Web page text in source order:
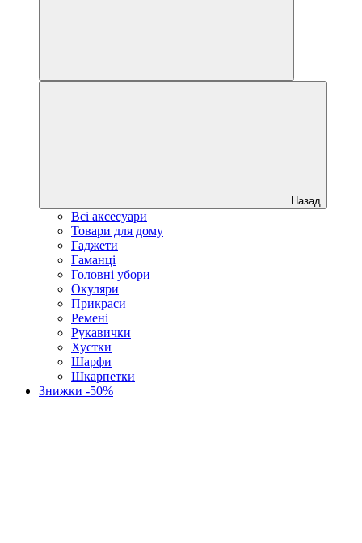
Назад
Всі аксесуари
Товари для дому
Гаджети
Гаманці
Головні убори
Окуляри
Прикраси
Ремені
Рукавички
Хустки
Шарфи
Шкарпетки
Знижки -50%